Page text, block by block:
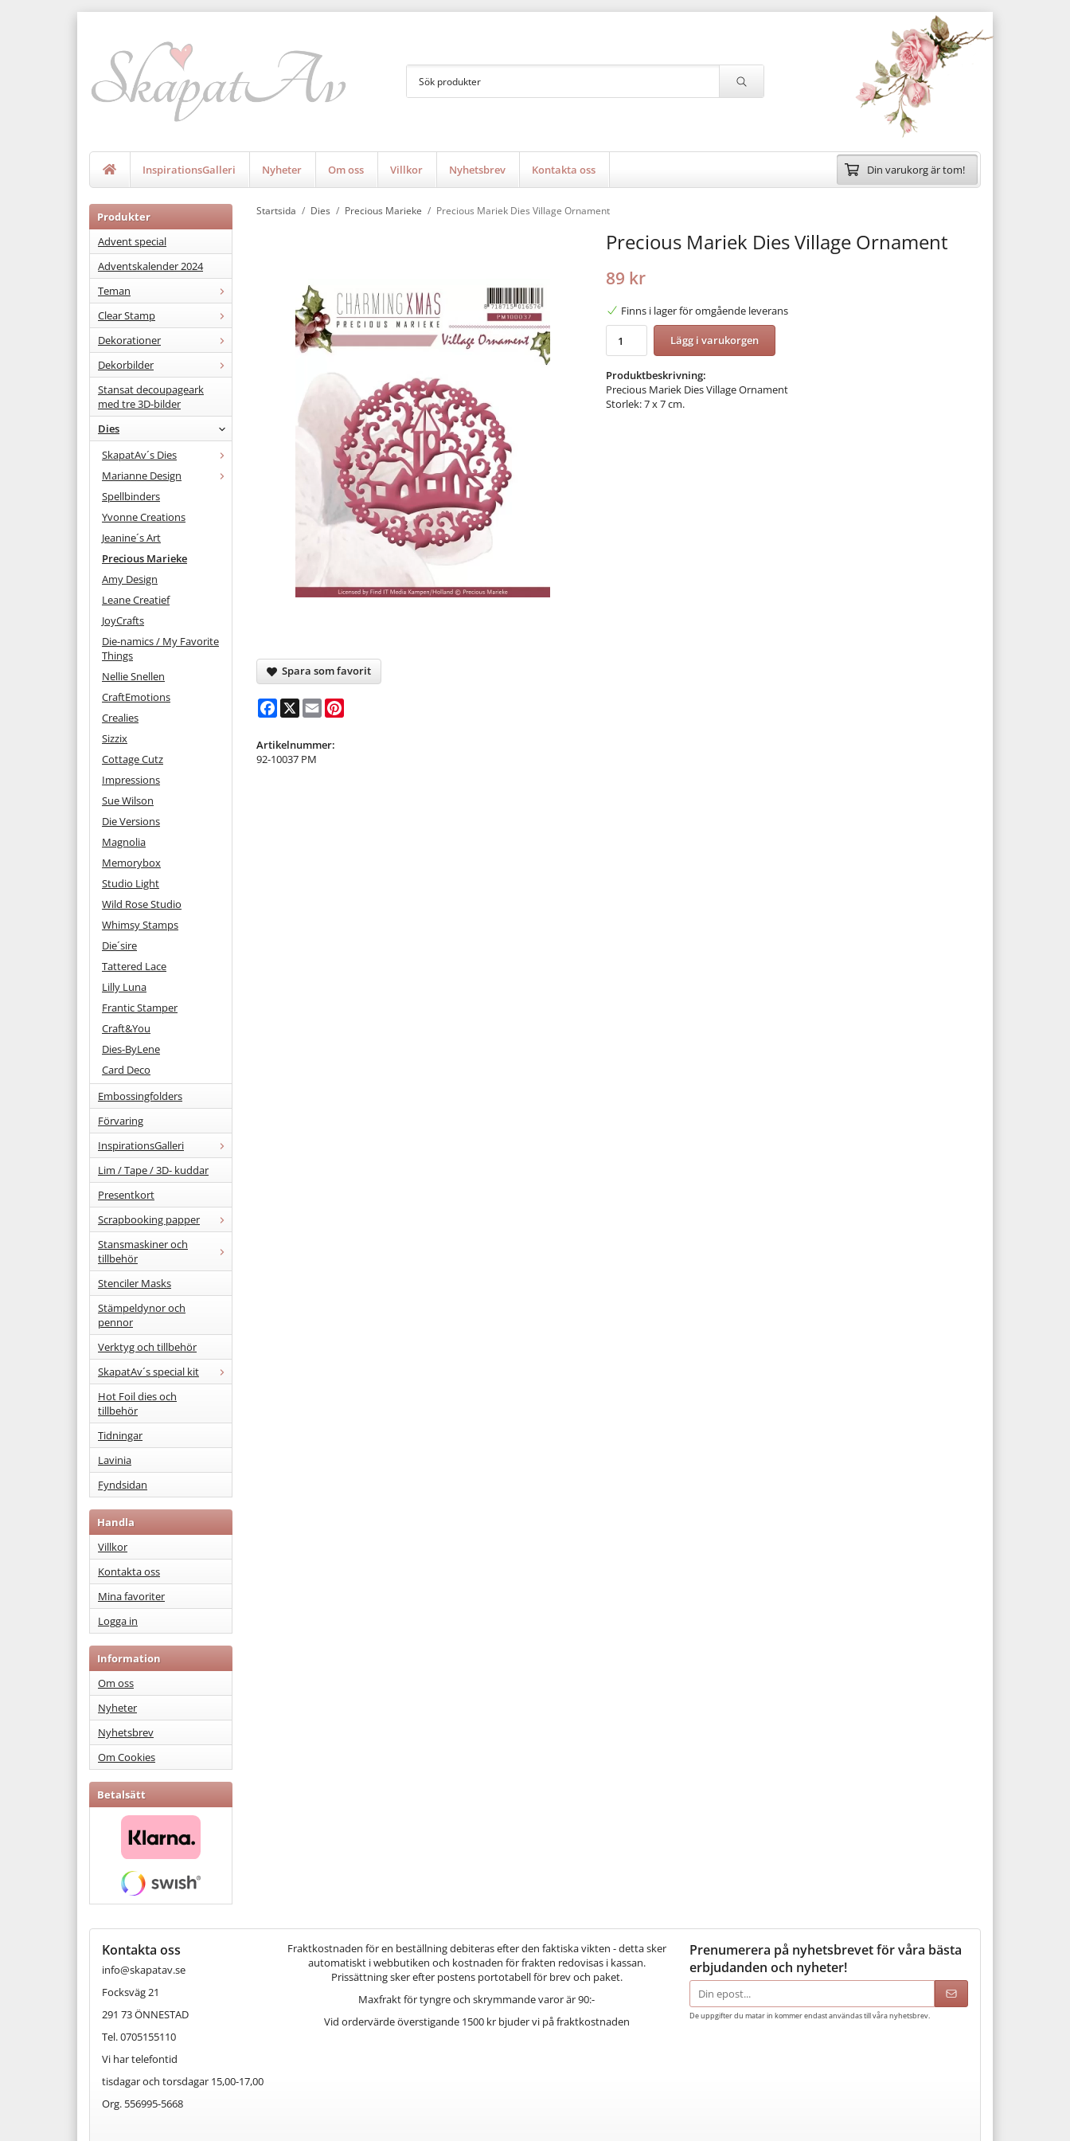
InspirationsGalleri Nyheter Om oss Villkor Nyhetsbrev Kontakta oss Din varukorg är tom!
Produkter
Advent special
Adventskalender 2024
Teman
Clear Stamp
Dekorationer
Dekorbilder
Stansat decoupageark
med tre 3D-bilder
Dies
SkapatAv´s Dies
Marianne Design
Spellbinders
Yvonne Creations
Jeanine´s Art
Precious Marieke
Amy Design
Leane Creatief
JoyCrafts
Die-namics / My Favorite
Things
Nellie Snellen
CraftEmotions
Crealies
Sizzix
Cottage Cutz
Impressions
Sue Wilson
Die Versions
Magnolia
Memorybox
Studio Light
Wild Rose Studio
Whimsy Stamps
Die´sire
Tattered Lace
Lilly Luna
Frantic Stamper
Craft&You
Dies-ByLene
Card Deco
Embossingfolders
Förvaring
InspirationsGalleri
Lim / Tape / 3D- kuddar
Presentkort
Scrapbooking papper
Stansmaskiner och
tillbehör
Stenciler Masks
Stämpeldynor och
pennor
Verktyg och tillbehör
SkapatAv´s special kit
Hot Foil dies och
tillbehör
Tidningar
Lavinia
Fyndsidan
Handla
Villkor
Kontakta oss
Mina favoriter
Logga in
Information
Om oss
Nyheter
Nyhetsbrev
Om Cookies
Betalsätt
Startsida / Dies / Precious Marieke / Precious Mariek Dies Village Ornament
Precious Mariek Dies Village Ornament
89 kr
Finns i lager för omgående leverans
Lägg i varukorgen
Produktbeskrivning:
Precious Mariek Dies Village Ornament
Storlek: 7 x 7 cm.
Spara som favorit
Facebook
X Email
Artikelnummer:
92-10037 PM
Kontakta oss
info@skapatav.se
Focksväg 21
291 73 ÖNNESTAD
Tel. 0705155110
Vi har telefontid
tisdagar och torsdagar 15,00-17,00
Org. 556995-5668
Fraktkostnaden för en beställning debiteras efter den faktiska vikten - detta sker
automatiskt i webbutiken och kostnaden för frakten redovisas i kassan.
Prissättning sker efter postens portotabell för brev och paket.
Maxfrakt för tyngre och skrymmande varor är 90:-
Vid ordervärde överstigande 1500 kr bjuder vi på fraktkostnaden
Prenumerera på nyhetsbrevet för våra bästa
erbjudanden och nyheter!
E-
postadress
De uppgifter du matar in kommer endast användas till våra nyhetsbrev.